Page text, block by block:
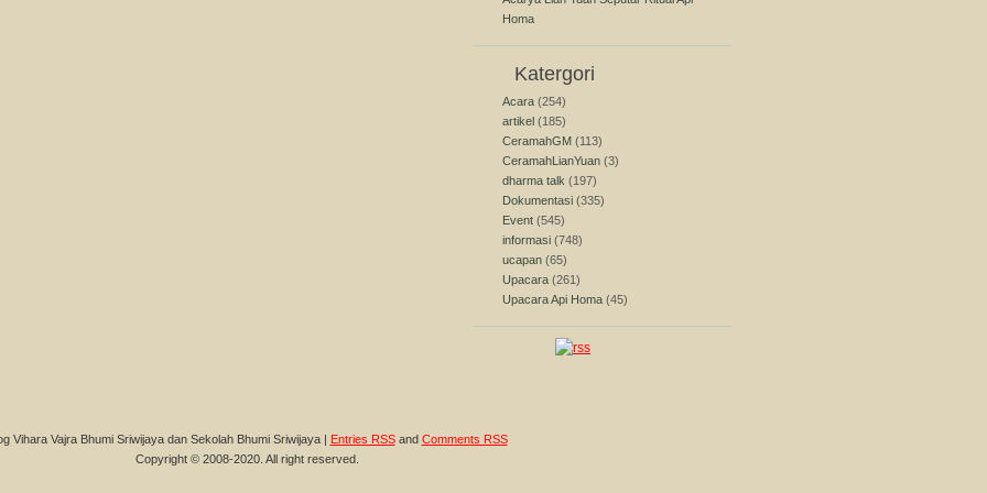
Homa
Katergori
Acara (254)
artikel (185)
CeramahGM (113)
CeramahLianYuan (3)
dharma talk (197)
Dokumentasi (335)
Event (545)
informasi (748)
ucapan (65)
Upacara (261)
Upacara Api Homa (45)
Vihara Vajra Bhumi Sriwijaya dan Sekolah Bhumi Sriwijaya | Entries RSSand Comments RSS
Copyright © 2008-2020. All right reserved.